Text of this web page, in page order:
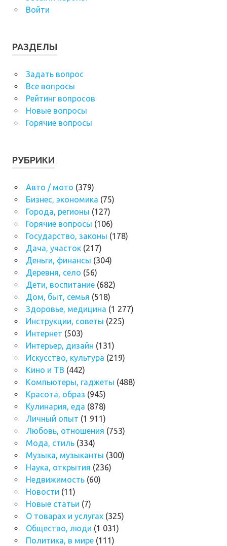
Войти
РАЗДЕЛЫ
Задать вопрос
Все вопросы
Рейтинг вопросов
Новые вопросы
Горячие вопросы
РУБРИКИ
Авто / мото (379)
Бизнес, экономика (75)
Города, регионы (127)
Горячие вопросы (106)
Государство, законы (178)
Дача, участок(217)
Деньги, финансы (304)
Деревня, село (56)
Дети, воспитание(682)
Дом, быт, семья (518)
Здоровье, медицина (1 277)
Инструкции, советы (225)
Интернет (503)
Интерьер, дизайн (131)
Искусство, культура (219)
Кино и ТВ (442)
Компьютеры, гаджеты (488)
Красота, образ (945)
Кулинария, еда (878)
Личный опыт (1 911)
Любовь, отношения (753)
Мода, стиль(334)
Музыка, музыканты (300)
Наука, открытия (236)
Недвижимость(60)
Новости (11)
Новые статьи (7)
О товарах и услугах(325)
Общество, люди (1 031)
Политика, в мире(111)